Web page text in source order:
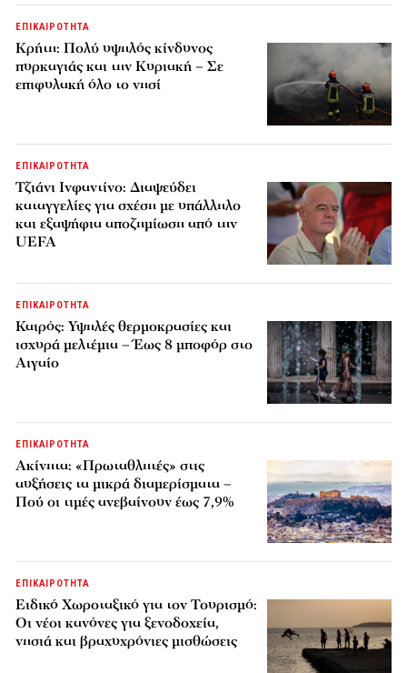
ΕΠΙΚΑΙΡΟΤΗΤΑ
Κρήτη: Πολύ υψηλός κίνδυνος
πυρκαγιάς και την Κυριακή – Σε
επιφυλακή όλο το νησί
ΕΠΙΚΑΙΡΟΤΗΤΑ
Τζιάνι Ινφαντίνο: Διαψεύδει
καταγγελίες για σχέση με υπάλληλο
και εξαψήφια αποζημίωση από την
UEFA
ΕΠΙΚΑΙΡΟΤΗΤΑ
Καιρός: Υψηλές θερμοκρασίες και
ισχυρά μελτέμια – Έως 8 μποφόρ στο
Αιγαίο
ΕΠΙΚΑΙΡΟΤΗΤΑ
Ακίνητα: «Πρωταθλητές» στις
αυξήσεις τα μικρά διαμερίσματα –
Πού οι τιμές ανεβαίνουν έως 7,9%
ΕΠΙΚΑΙΡΟΤΗΤΑ
Ειδικό Χωροταξικό για τον Τουρισμό:
Οι νέοι κανόνες για ξενοδοχεία,
νησιά και βραχυχρόνιες μισθώσεις